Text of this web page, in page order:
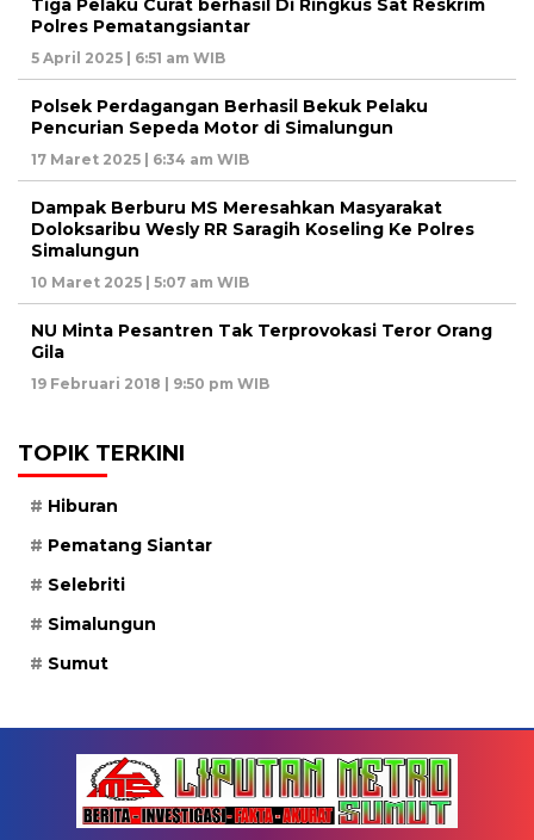
Polres Pematangsiantar
5 April 2025 | 6:51 am WIB
Polsek Perdagangan Berhasil Bekuk Pelaku
Pencurian Sepeda Motor di Simalungun
17 Maret 2025 | 6:34 am WIB
Dampak Berburu MS Meresahkan Masyarakat
Doloksaribu Wesly RR Saragih Koseling Ke Polres
Simalungun
10 Maret 2025 | 5:07 am WIB
NU Minta Pesantren Tak Terprovokasi Teror Orang
Gila
19 Februari 2018 | 9:50 pm WIB
TOPIK TERKINI
Hiburan
Pematang Siantar
Selebriti
Simalungun
Sumut